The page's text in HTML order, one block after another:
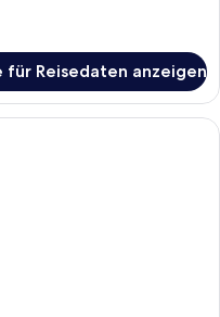
für Reisedaten anzeigen
Hotelzimmer mit einem großen